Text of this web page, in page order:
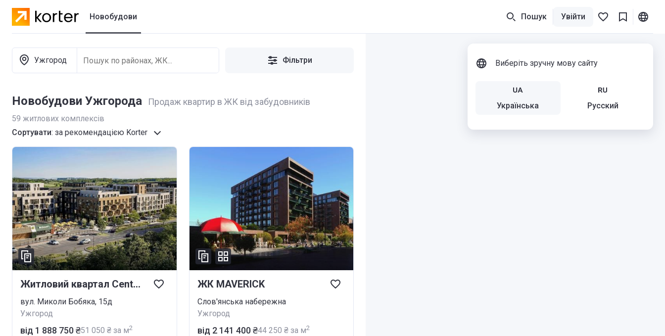
Новобудови
Котеджні містечка
Пошук Увійти
Виберіть зручну мову сайту
Українська Русский
Ужгород Фільтри
Новобудови Ужгорода Продаж квартир в ЖК від забудовників
59 житлових комплексів
Сортувати: за рекомендацією Korter
Житловий квартал Central Park
вул. Миколи Бобяка, 15д
Ужгород
від ‍1 888 750 ₴‍51 050 ₴ за м2
ЖК MAVERICK
Слов'янська набережна
Ужгород
від ‍2 141 400 ₴‍44 250 ₴ за м2